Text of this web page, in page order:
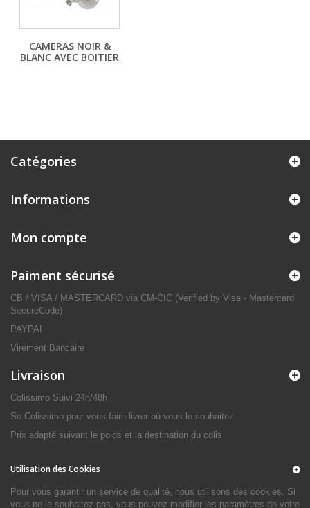
CAMERAS NOIR &
BLANC AVEC BOITIER
Catégories
Informations
Mon compte
Paiment sécurisé
CB / VISA / MASTERCARD via CM-CIC (Verified by Visa - Mastercard
SecureCode)
PAYPAL
Virement Bancaire
Livraison
Colissimo Suivi 24h/48h
So Colissimo pour vous faire livrer où vous le souhaitez
Prix adapté suivant le poids et la destination du colis
Utilisation des Cookies
Pour vous garantir un service de qualité, nous utilisons des cookies. Si
vous ne le souhaitez pas, vous pouvez modifier les paramètres de votre